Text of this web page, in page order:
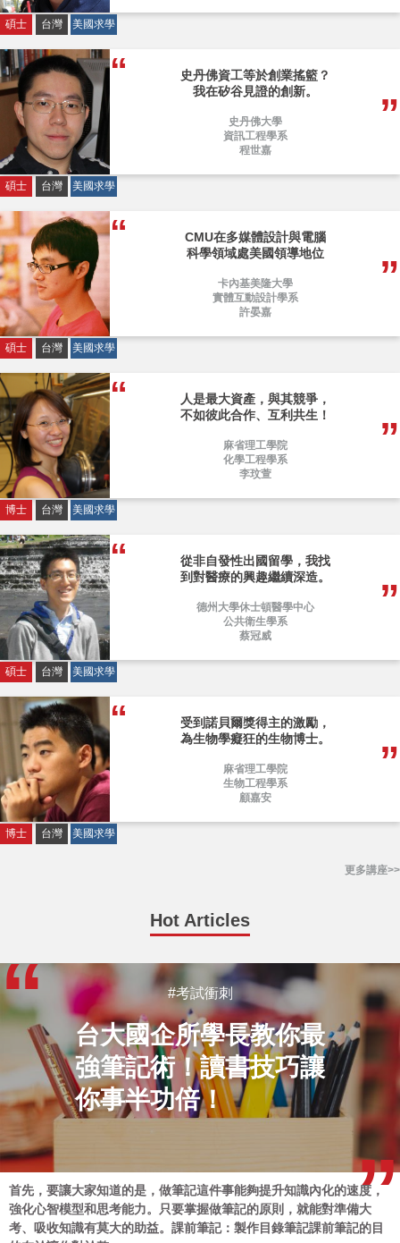
碩士 台灣 美國求學
史丹佛資工等於創業搖籃？
我在矽谷見證的創新。
史丹佛大學
資訊工程學系
程世嘉
碩士 台灣 美國求學
CMU在多媒體設計與電腦
科學領域處美國領導地位
卡內基美隆大學
實體互動設計學系
許晏嘉
碩士 台灣 美國求學
人是最大資產，與其競爭，
不如彼此合作、互利共生！
麻省理工學院
化學工程學系
李玟萱
博士 台灣 美國求學
從非自發性出國留學，我找
到對醫療的興趣繼續深造。
德州大學休士頓醫學中心
公共衛生學系
蔡冠威
碩士 台灣 美國求學
受到諾貝爾獎得主的激勵，
為生物學癡狂的生物博士。
麻省理工學院
生物工程學系
顧嘉安
博士 台灣 美國求學
更多講座>>
Hot Articles
#考試衝刺
台大國企所學長教你最
強筆記術！讀書技巧讓
你事半功倍！
首先，要讓大家知道的是，做筆記這件事能夠提升知識內化的速度，
強化心智模型和思考能力。只要掌握做筆記的原則，就能對準備大
考、吸收知識有莫大的助益。課前筆記：製作目錄筆記課前筆記的目